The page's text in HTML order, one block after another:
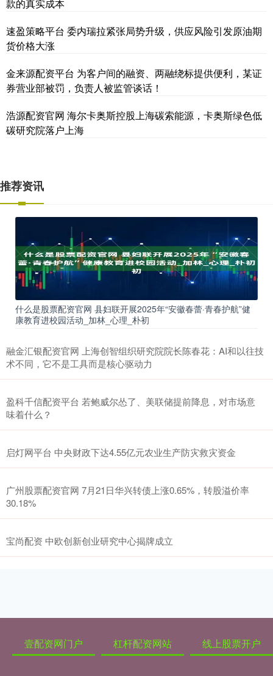
款的真实成本
速盈策略平台 委内瑞拉紧张局势升级，供应风险引发原油期
货价格大涨
金来源配资平台 为客户间的融资、两融绕标提供便利，某证
券营业部被罚，负责人被监管谈话！
浩源配资官网 海尔卡奥斯控股上海碳索能源，卡奥斯绿色低
碳研究院落户上海
推荐资讯
什么是股票配资官网 县妇联开展2025年“安徽春蕾·青春护航”健
康教育进校园活动_加林_心理_朴初
融金汇银配资官网 上海创智组织研究院院长陈春花：AI和以往技
术不同，它不是工具而是核心驱动力
盈科千信配资平台 若鲍威尔怂了、美联储提前降息，对市场意
味着什么？
启灯网平台 中央财政下达4.55亿元农业生产防灾救灾资金
广州股票配资官网 7月21日华兴转债上涨0.65%，转股溢价率
30.18%
宝尚配资 中欧创新创业研究中心揭牌成立
壹配资网门户 杠杆配资网站 线上股票开户